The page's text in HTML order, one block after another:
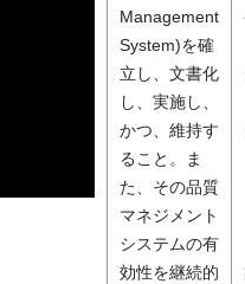
Management
System)を確
立し、文書化
し、実施し、
かつ、維持す
ること。ま
た、その品質
マネジメント
システムの有
効性を継続的